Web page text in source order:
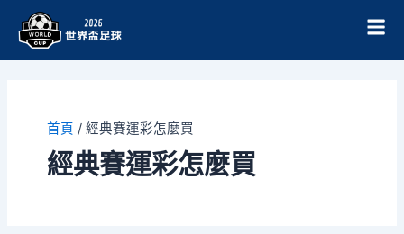
首頁 / 經典賽運彩怎麼買
經典賽運彩怎麼買